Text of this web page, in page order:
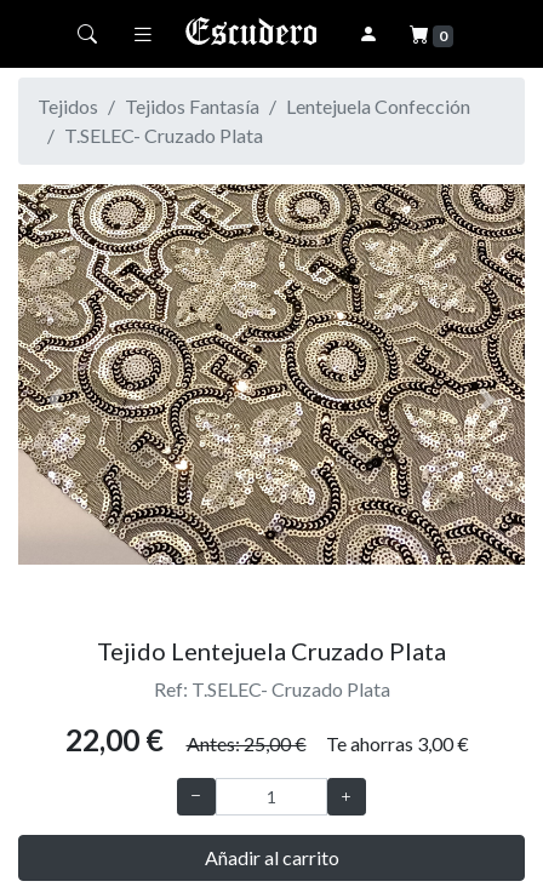
Toggle navigation 0
Tejidos Tejidos Fantasía
Lentejuela Confección
T.SELEC- Cruzado Plata
Previous Next
Tejido Lentejuela Cruzado Plata
Ref: T.SELEC- Cruzado Plata
22,00 € Antes: 25,00 € Te ahorras 3,00 €
Añadir al carrito